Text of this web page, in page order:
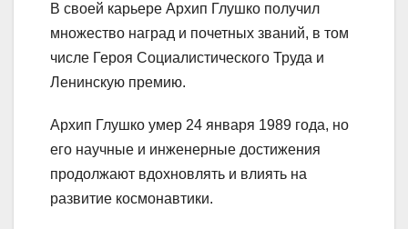
В своей карьере Архип Глушко получил
множество наград и почетных званий, в том
числе Героя Социалистического Труда и
Ленинскую премию.
Архип Глушко умер 24 января 1989 года, но
его научные и инженерные достижения
продолжают вдохновлять и влиять на
развитие космонавтики.